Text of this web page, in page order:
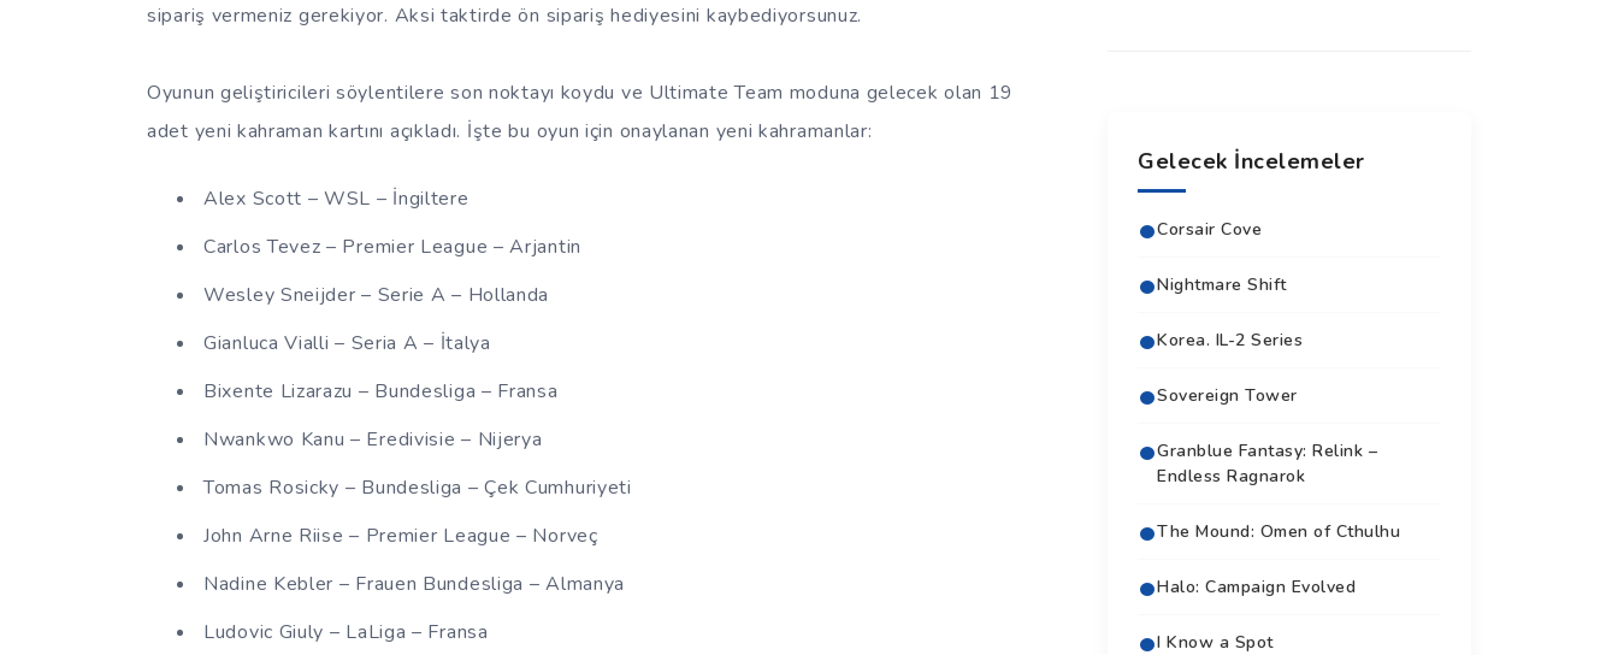
sipariş vermeniz gerekiyor. Aksi taktirde ön sipariş hediyesini kaybediyorsunuz.
Oyunun geliştiricileri söylentilere son noktayı koydu ve Ultimate Team moduna gelecek olan 19
adet yeni kahraman kartını açıkladı. İşte bu oyun için onaylanan yeni kahramanlar:
Alex Scott – WSL – İngiltere
Carlos Tevez – Premier League – Arjantin
Wesley Sneijder – Serie A – Hollanda
Gianluca Vialli – Seria A – İtalya
Bixente Lizarazu – Bundesliga – Fransa
Nwankwo Kanu – Eredivisie – Nijerya
Tomas Rosicky – Bundesliga – Çek Cumhuriyeti
John Arne Riise – Premier League – Norveç
Nadine Kebler – Frauen Bundesliga – Almanya
Ludovic Giuly – LaLiga – Fransa
Gelecek İncelemeler
Corsair Cove
Nightmare Shift
Korea. IL-2 Series
Sovereign Tower
Granblue Fantasy: Relink –
Endless Ragnarok
The Mound: Omen of Cthulhu
Halo: Campaign Evolved
I Know a Spot